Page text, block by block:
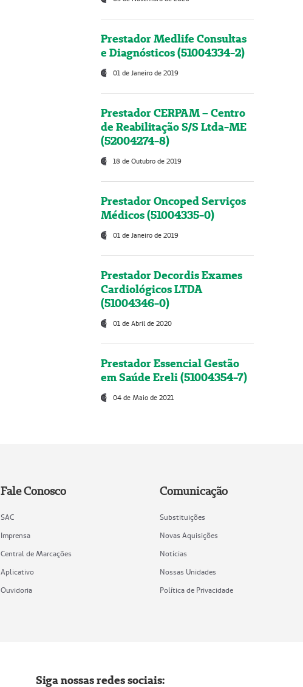
Prestador Medlife Consultas
e Diagnósticos (51004334-2)
01 de Janeiro de 2019
Prestador CERPAM – Centro
de Reabilitação S/S Ltda-ME
(52004274-8)
18 de Outubro de 2019
Prestador Oncoped Serviços
Médicos (51004335-0)
01 de Janeiro de 2019
Prestador Decordis Exames
Cardiológicos LTDA
(51004346-0)
01 de Abril de 2020
Prestador Essencial Gestão
em Saúde Ereli (51004354-7)
04 de Maio de 2021
Fale Conosco
SAC
Imprensa
Central de Marcações
Aplicativo
Ouvidoria
Comunicação
Substituições
Novas Aquisições
Notícias
Nossas Unidades
Política de Privacidade
Siga nossas redes sociais: